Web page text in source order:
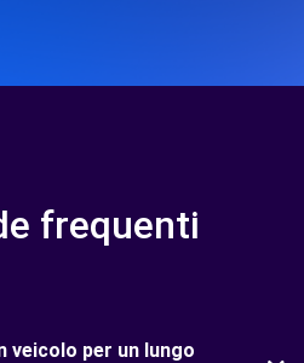
frequenti
veicolo per un lungo